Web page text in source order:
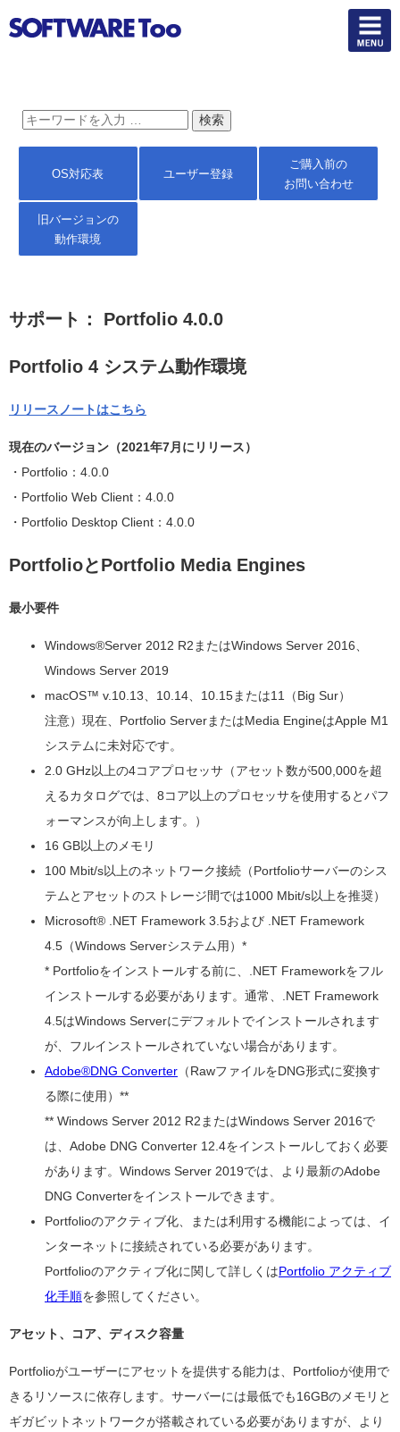
OS対応表 ユーザー登録
ご購入前の
お問い合わせ
旧バージョンの
動作環境
サポート： Portfolio 4.0.0
Portfolio 4 システム動作環境
リリースノートはこちら
現在のバージョン（2021年7月にリリース）
・Portfolio：4.0.0
・Portfolio Web Client：4.0.0
・Portfolio Desktop Client：4.0.0
PortfolioとPortfolio Media Engines
最小要件
Windows®Server 2012 R2またはWindows Server 2016、
Windows Server 2019
macOS™ v.10.13、10.14、10.15または11（Big Sur）
注意）現在、Portfolio ServerまたはMedia EngineはApple M1
システムに未対応です。
2.0 GHz以上の4コアプロセッサ（アセット数が500,000を超
えるカタログでは、8コア以上のプロセッサを使用するとパフ
ォーマンスが向上します。）
16 GB以上のメモリ
100 Mbit/s以上のネットワーク接続（Portfolioサーバーのシス
テムとアセットのストレージ間では1000 Mbit/s以上を推奨）
Microsoft® .NET Framework 3.5および .NET Framework
4.5（Windows Serverシステム用）*
* Portfolioをインストールする前に、.NET Frameworkをフル
インストールする必要があります。通常、.NET Framework
4.5はWindows Serverにデフォルトでインストールされます
が、フルインストールされていない場合があります。
Adobe®DNG Converter （RawファイルをDNG形式に変換す
る際に使用）**
** Windows Server 2012 R2またはWindows Server 2016で
は、Adobe DNG Converter 12.4をインストールしておく必要
があります。Windows Server 2019では、より最新のAdobe
DNG Converterをインストールできます。
Portfolioのアクティブ化、または利用する機能によっては、イ
ンターネットに接続されている必要があります。
Portfolioのアクティブ化に関して詳しくはPortfolio アクティブ
化手順を参照してください。
アセット、コア、ディスク容量
Portfolioがユーザーにアセットを提供する能力は、Portfolioが使用で
きるリソースに依存します。サーバーには最低でも16GBのメモリと
ギガビットネットワークが搭載されている必要がありますが、より